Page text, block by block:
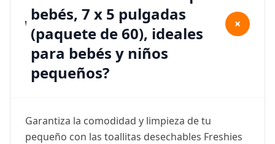
bebés, 7 x 5 pulgadas
(paquete de 60), ideales
para bebés y niños
pequeños?
+
Garantiza la comodidad y limpieza de tu
pequeño con las toallitas desechables Freshies